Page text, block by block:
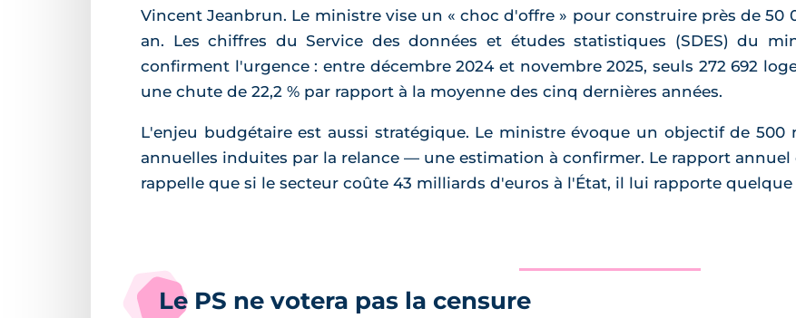
Vincent Jeanbrun. Le ministre vise un « choc d'offre » pour construire près de
an. Les chiffres du Service des données et études statistiques (SDES) du
confirment l'urgence : entre décembre 2024 et novembre 2025, seuls 272 692
une chute de 22,2 % par rapport à la moyenne des cinq dernières années.
L'enjeu budgétaire est aussi stratégique. Le ministre évoque un objectif de 500
annuelles induites par la relance — une estimation à confirmer. Le rapport
rappelle que si le secteur coûte 43 milliards d'euros à l'État, il lui rapporte
Le PS ne votera pas la censure